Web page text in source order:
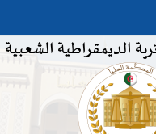
الديمقراطية الشعبية